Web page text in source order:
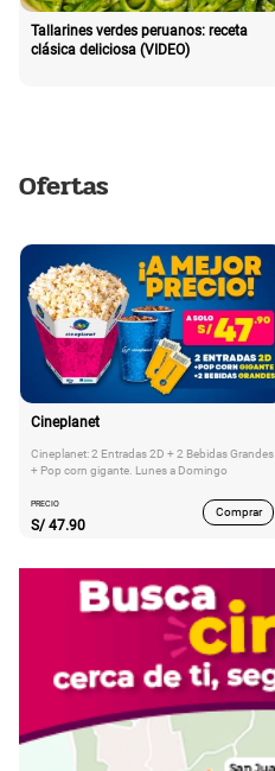
Tallarines verdes peruanos: receta
clásica deliciosa (VIDEO)
Ofertas
Cineplanet
Cineplanet: 2 Entradas 2D + 2 Bebidas Grandes
+ Pop corn gigante. Lunes a Domingo
PRECIO
S/ 47.90
Comprar